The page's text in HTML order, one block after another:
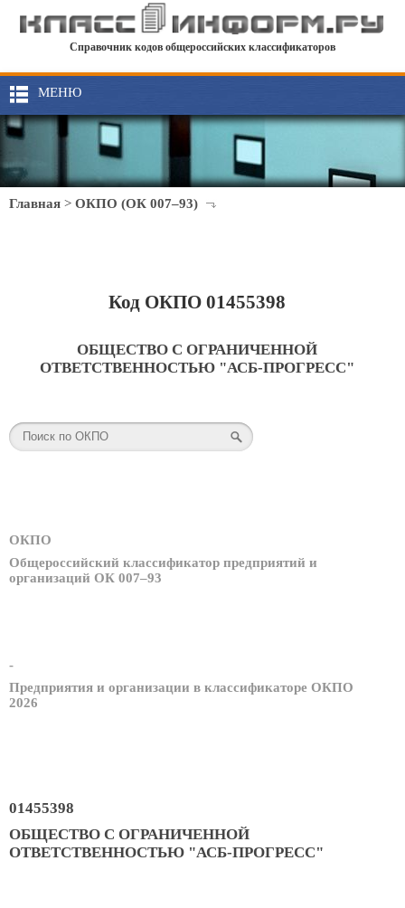
Справочник кодов общероссийских классификаторов
МЕНЮ
Главная > ОКПО (ОК 007–93)
Код ОКПО 01455398
ОБЩЕСТВО С ОГРАНИЧЕННОЙ
ОТВЕТСТВЕННОСТЬЮ "АСБ-ПРОГРЕСС"
ОКПО
Общероссийский классификатор предприятий и
организаций ОК 007–93
-
Предприятия и организации в классификаторе ОКПО
2026
01455398
ОБЩЕСТВО С ОГРАНИЧЕННОЙ
ОТВЕТСТВЕННОСТЬЮ "АСБ-ПРОГРЕСС"